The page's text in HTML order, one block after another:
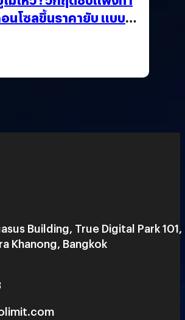
นโซลขึ้นราคายับ แบบนี้
Building, True Digital Park 101,
Khanong, Bangkok